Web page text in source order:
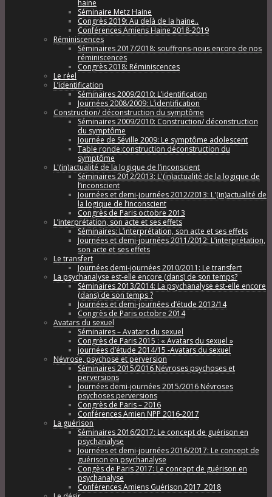
haine
Séminaire Metz Haine
Congrès 2019: Au delà de la haine..
Conférences Amiens Haine 2018-2019
Réminiscences
Séminaires 2017/2018: souffrons-nous encore de nos
réminiscences
Congrès 2018: Réminiscences
Le réel
L’identification
Séminaires 2009/2010: L’identification
Journées 2008/2009: L’identification
Construction/ déconstruction du symptôme
Séminaires 2009/2010: Construction/ déconstruction
du symptôme
Journée de Séville 2009: Le symptôme adolescent
Table ronde:construction déconstruction du
symptôme
L'(in)actualité de la logique de l’inconscient
Séminaires 2012/2013: L'(in)actualité de la logique de
l’inconscient
Journées et demi-journées 2012/2013: L'(in)actualité de
la logique de l’inconscient
Congrès de Paris octobre 2013
L’interprétation, son acte et ses effets
Séminaires: L’interprétation, son acte et ses effets
Journées et demi-journées 2011/2012: L’interprétation,
son acte et ses effets
Le transfert
Journées demi-journées 2010/2011: Le transfert
La psychanalyse est-elle encore (dans) de son temps?
Séminaires 2013/2014: La psychanalyse est-elle encore
(dans) de son temps ?
Journées et demi-journées d’étude 2013/14
Congrès de Paris octobre 2014
Avatars du sexuel
Séminaires – Avatars du sexuel
Congrès de Paris 2015 : « Avatars du sexuel »
journées d’étude 2014/15 -Avatars du sexuel
Névrose, psychose et perversion
Séminaires 2015/2016 Névroses psychoses et
perversions
Journées demi-journées 2015/2016 Névroses
psychoses perversions
Congrès de Paris – 2016
Conférences Amien NPP 2016-2017
La guérison
Séminaires 2016/2017: Le concept de guérison en
psychanalyse
Journées et demi-journées 2016/2017: Le concept de
guérison en psychanalyse
Congès de Paris 2017: Le concept de guérison en
psychanalyse
Conférences Amiens Guérison 2017_2018